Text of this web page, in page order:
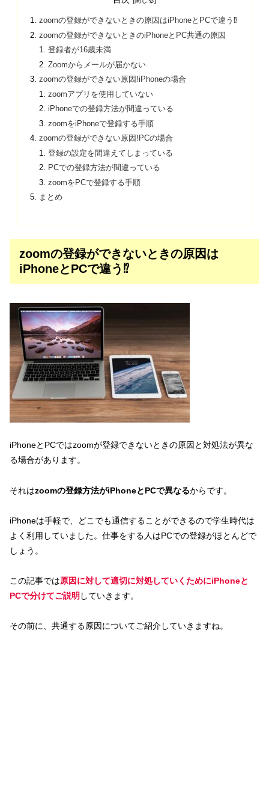
zoomの登録ができないときの原因はiPhoneとPCで違う⁉
zoomの登録ができないときのiPhoneとPC共通の原因
登録者が16歳未満
Zoomからメールが届かない
zoomの登録ができない原因!iPhoneの場合
zoomアプリを使用していない
iPhoneでの登録方法が間違っている
zoomをiPhoneで登録する手順
zoomの登録ができない原因!PCの場合
登録の設定を間違えてしまっている
PCでの登録方法が間違っている
zoomをPCで登録する手順
まとめ
zoomの登録ができないときの原因は
iPhoneとPCで違う⁉
iPhoneとPCではzoomが登録できないときの原因と対処法が異な
る場合があります。
それはzoomの登録方法がiPhoneとPCで異なるからです。
iPhoneは手軽で、どこでも通信することができるので学生時代は
よく利用していました。仕事をする人はPCでの登録がほとんどで
しょう。
この記事では原因に対して適切に対処していくためにiPhoneと
PCで分けてご説明 していきます。
その前に、共通する原因についてご紹介していきますね。